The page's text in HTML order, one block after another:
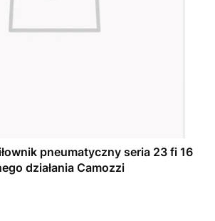
pneumatyczny seria 23 fi 16
działania Camozzi